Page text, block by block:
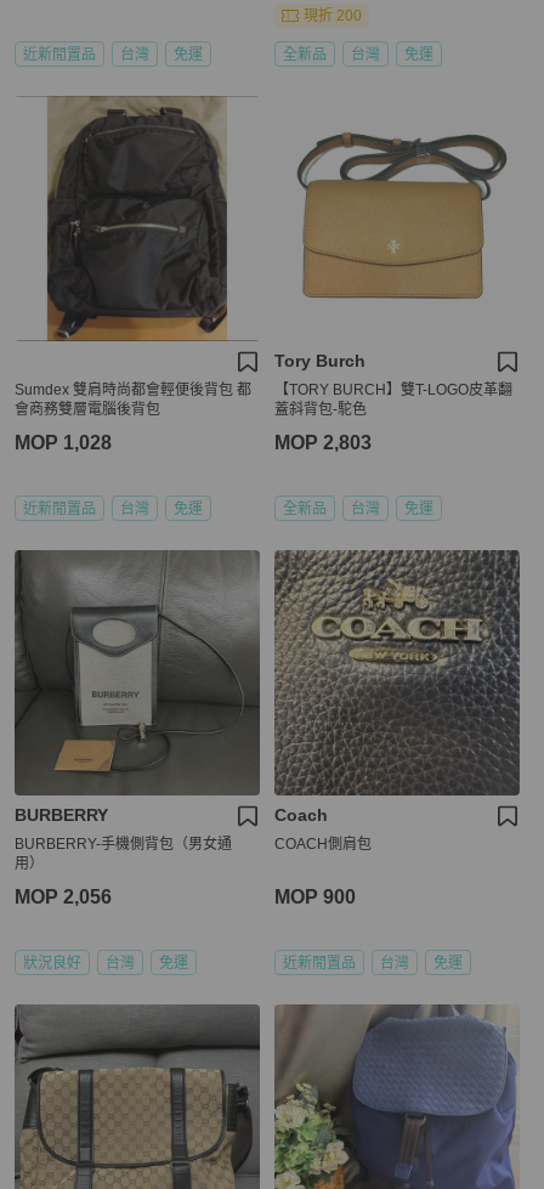
近新閒置品 台灣 免運
現折 200
全新品 台灣 免運
Sumdex 雙肩時尚都會輕便後背包 都
會商務雙層電腦後背包
MOP 1,028
近新閒置品 台灣 免運
Tory Burch
【TORY BURCH】雙T-LOGO皮革翻
蓋斜背包-駝色
MOP 2,803
全新品 台灣 免運
BURBERRY
BURBERRY-手機側背包（男女通
用）
MOP 2,056
狀況良好 台灣 免運
Coach
COACH側肩包
MOP 900
近新閒置品 台灣 免運